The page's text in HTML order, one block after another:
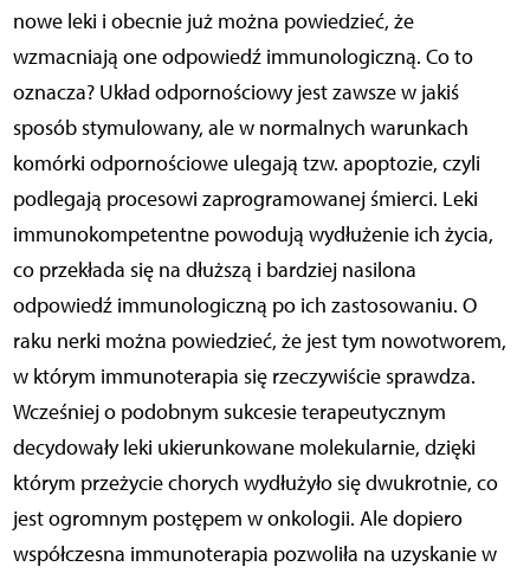
nowe leki i obecnie już można powiedzieć, że
wzmacniają one odpowiedź immunologiczną. Co to
oznacza? Układ odpornościowy jest zawsze w jakiś
sposób stymulowany, ale w normalnych warunkach
komórki odpornościowe ulegają tzw. apoptozie, czyli
podlegają procesowi zaprogramowanej śmierci. Leki
immunokompetentne powodują wydłużenie ich życia,
co przekłada się na dłuższą i bardziej nasilona
odpowiedź immunologiczną po ich zastosowaniu. O
raku nerki można powiedzieć, że jest tym nowotworem,
w którym immunoterapia się rzeczywiście sprawdza.
Wcześniej o podobnym sukcesie terapeutycznym
decydowały leki ukierunkowane molekularnie, dzięki
którym przeżycie chorych wydłużyło się dwukrotnie, co
jest ogromnym postępem w onkologii. Ale dopiero
współczesna immunoterapia pozwoliła na uzyskanie w